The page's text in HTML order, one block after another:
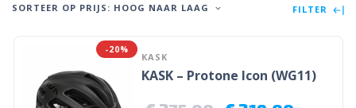
SORTEER OP PRIJS: HOOG NAAR LAAG FILTER
-20%
KASK
KASK – Protone Icon (WG11)